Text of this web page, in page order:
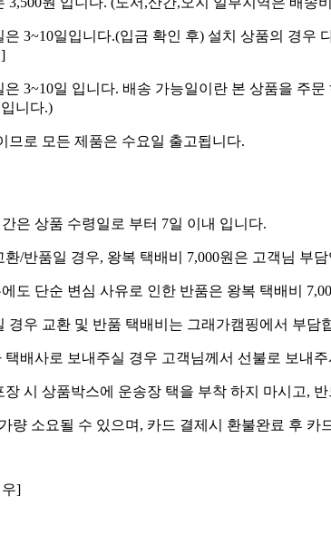
3~10일입니다.(입금 확인 후) 설치 상품의 경우
3~10일 입니다. 배송 가능일이란 본 상품을 주
니다.)
므로 모든 제품은 수요일 출고됩니다.
은 상품 수령일로 부터 7일 이내 입니다.
/반품일 경우, 왕복 택배비 7,000원은 고객님 부
도 단순 변심 사유로 인한 반품은 왕복 택배비
경우 교환 및 반품 택배비는 그래가캠핑에서 부
배사로 보내주실 경우 고객님께서 선불로 보내
시 상품박스에 운송장 택을 부착 하지 마시고,
량 소요될 수 있으며, 카드 결제시 환불완료 후
]